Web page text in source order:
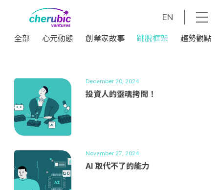
EN
全部 心元動態 創業家故事 跳脫框架
趨勢觀點
December 20, 2024
投資人的靈魂拷問！
November 27, 2024
AI 取代不了的能力